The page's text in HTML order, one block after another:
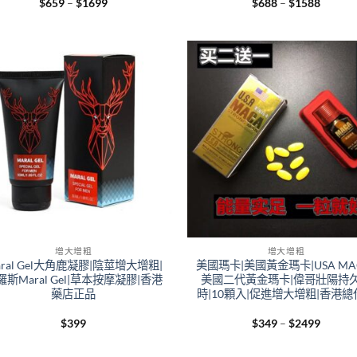
$659 – $1699 $688 – $1588
$1588
增大增粗
Gel大角鹿凝膠|陰莖增大增粗|
斯Maral Gel|草本按摩凝膠|香港
藥店正品
$399
增大增粗
美國瑪卡|美國黃金瑪卡|USA
美國二代黃金瑪卡|偉哥壯陽持
時|10顆入|促進增大增粗|香港總
$349 – $2499Price